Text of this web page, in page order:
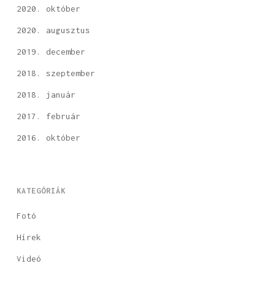
2020. október
2020. augusztus
2019. december
2018. szeptember
2018. január
2017. február
2016. október
KATEGÓRIÁK
Fotó
Hírek
Videó